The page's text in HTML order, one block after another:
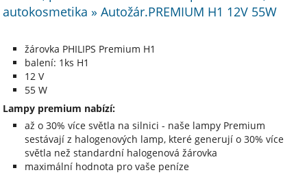
autokosmetika » Autožár.PREMIUM H1 12V 55W
žárovka PHILIPS Premium H1
balení: 1ks H1
12 V
55 W
Lampy premium nabízí:
až o 30% více světla na silnici - naše lampy Premium
sestávají z halogenových lamp, které generují o 30% více
světla než standardní halogenová žárovka
maximální hodnota pro vaše peníze